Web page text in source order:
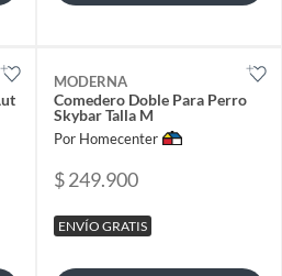
MODERNA
Comedero Doble Para Perro
Skybar Talla M
Por Homecenter
$ 249.900
ENVÍO GRATIS